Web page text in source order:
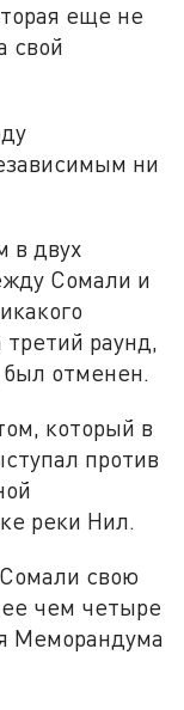
еще не
свой
ни
в двух
Сомали и
раунд,
отменен.
который в
против
реки Нил.
свою
чем четыре
Меморандума